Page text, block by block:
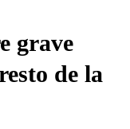
grave
de la